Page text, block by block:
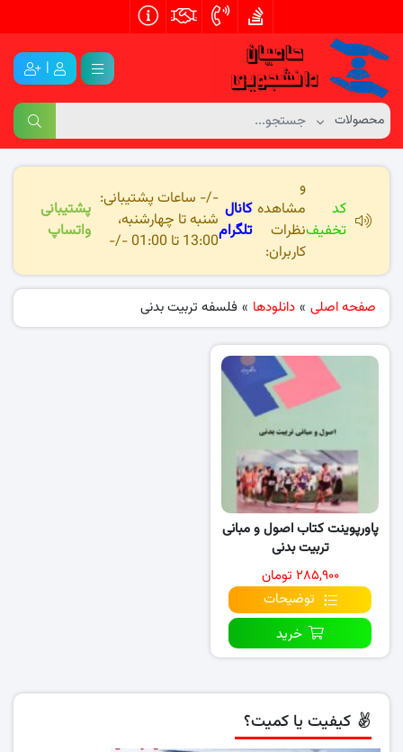
|
کد
تخفیف
و
مشاهده
نظرات
کاربران:
کانال
تلگرام
-/- ساعات پشتیبانی:
شنبه تا چهارشنبه،
13:00 تا 01:00 -/-
پشتیبانی
واتساپ
صفحه اصلی » دانلودها » فلسفه تربیت بدنی
پاورپوینت کتاب اصول و مبانی
تربیت بدنی
۲۸۵,۹۰۰ تومان
توضیحات
خرید
کیفیت یا کمیت؟